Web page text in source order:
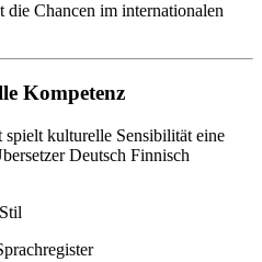
die Chancen im internationalen
Kompetenz
kulturelle Sensibilität eine
Deutsch Finnisch